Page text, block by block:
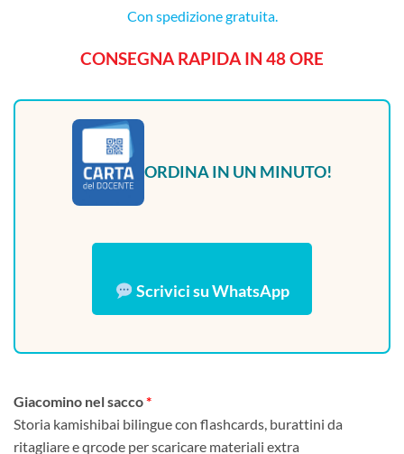
€80,00.€76,00.
Con spedizione gratuita.
CONSEGNA RAPIDA IN 48 ORE
ORDINA IN UN MINUTO!
Scrivici su WhatsApp
Giacomino nel sacco
Storia kamishibai bilingue con flashcards, burattini da
ritagliare e qrcode per scaricare materiali extra